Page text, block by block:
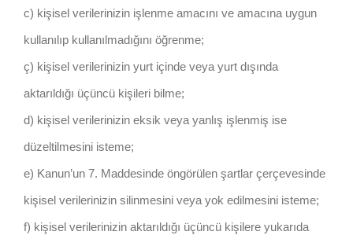
c) kişisel verilerinizin işlenme amacını ve amacına uygun
kullanılıp kullanılmadığını öğrenme;
ç) kişisel verilerinizin yurt içinde veya yurt dışında
aktarıldığı üçüncü kişileri bilme;
d) kişisel verilerinizin eksik veya yanlış işlenmiş ise
düzeltilmesini isteme;
e) Kanun’un 7. Maddesinde öngörülen şartlar çerçevesinde
kişisel verilerinizin silinmesini veya yok edilmesini isteme;
f) kişisel verilerinizin aktarıldığı üçüncü kişilere yukarıda